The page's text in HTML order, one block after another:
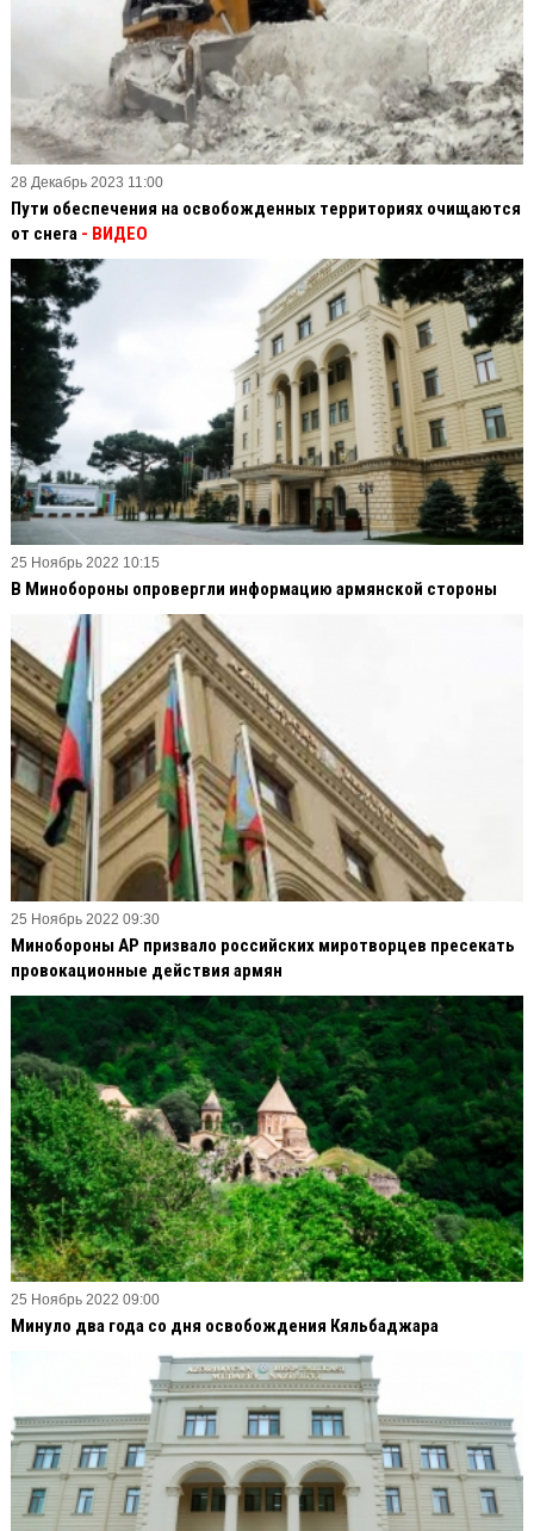
28 Декабрь 2023 11:00
Пути обеспечения на освобожденных территориях очищаются
от снега - ВИДЕО
25 Ноябрь 2022 10:15
В Минобороны опровергли информацию армянской стороны
25 Ноябрь 2022 09:30
Минобороны АР призвало российских миротворцев пресекать
провокационные действия армян
25 Ноябрь 2022 09:00
Минуло два года со дня освобождения Кяльбаджара